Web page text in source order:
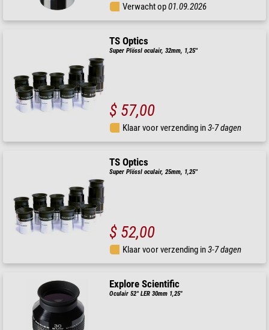
Verwacht op01.09.2026
TS Optics
Super Plössl oculair, 32mm, 1,25''
$ 57,00
Klaar voor verzending in3-7 dagen
TS Optics
Super Plössl oculair, 25mm, 1,25''
$ 52,00
Klaar voor verzending in3-7 dagen
Explore Scientific
Oculair 52° LER 30mm 1,25"